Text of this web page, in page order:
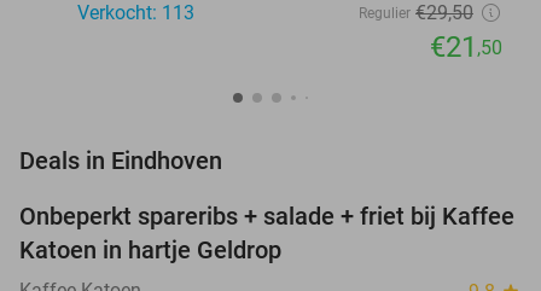
Verkocht: 113
Regulier €29,50
€21 ,50
Deals in Eindhoven
27%
Onbeperkt spareribs + salade + friet bij Kaffee
Katoen in hartje Geldrop